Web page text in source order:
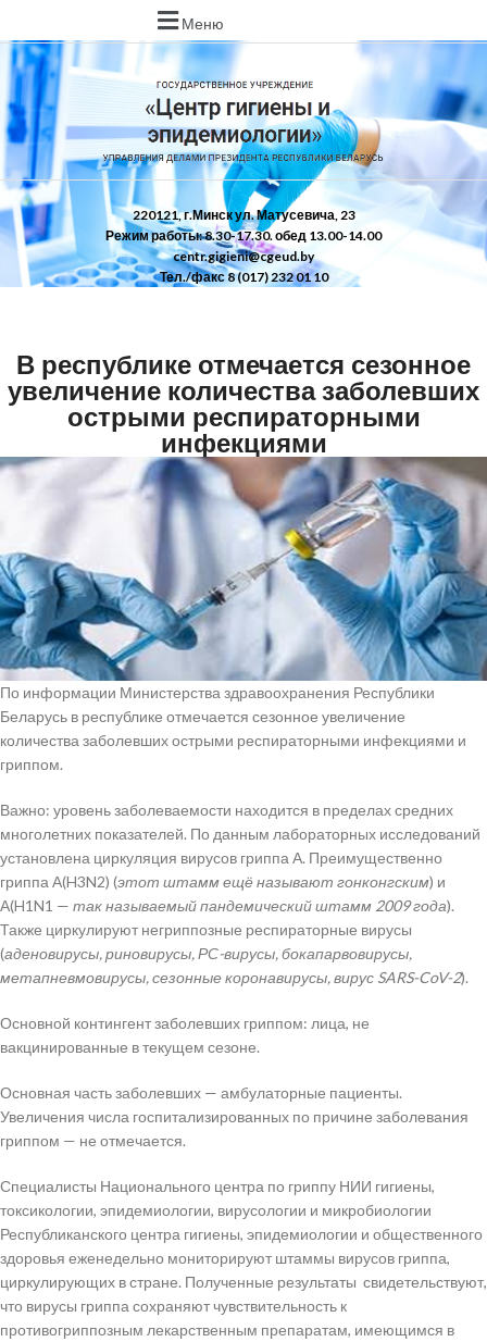
Меню
220121, г.Минск ул. Матусевича, 23
Режим работы: 8.30-17.30. обед 13.00-14.00
centr.gigieni@cgeud.by
Тел./факс 8 (017) 232 01 10
В республике отмечается сезонное
увеличение количества заболевших
острыми респираторными
инфекциями
По информации Министерства здравоохранения Республики
Беларусь в республике отмечается сезонное увеличение
количества заболевших острыми респираторными инфекциями и
гриппом.
Важно: уровень заболеваемости находится в пределах средних
многолетних показателей. По данным лабораторных исследований
установлена циркуляция вирусов гриппа А. Преимущественно
гриппа А(H3N2) (этот штамм ещё называют гонконгским) и
А(H1N1 — так называемый пандемический штамм 2009 года).
Также циркулируют негриппозные респираторные вирусы
(аденовирусы, риновирусы, РС-вирусы, бокапарвовирусы,
метапневмовирусы, сезонные коронавирусы, вирус SARS-CoV-2).
Основной контингент заболевших гриппом: лица, не
вакцинированные в текущем сезоне.
Основная часть заболевших — амбулаторные пациенты.
Увеличения числа госпитализированных по причине заболевания
гриппом — не отмечается.
Специалисты Национального центра по гриппу НИИ гигиены,
токсикологии, эпидемиологии, вирусологии и микробиологии
Республиканского центра гигиены, эпидемиологии и общественного
здоровья еженедельно мониторируют штаммы вирусов гриппа,
циркулирующих в стране. Полученные результаты свидетельствуют,
что вирусы гриппа сохраняют чувствительность к
противогриппозным лекарственным препаратам, имеющимся в